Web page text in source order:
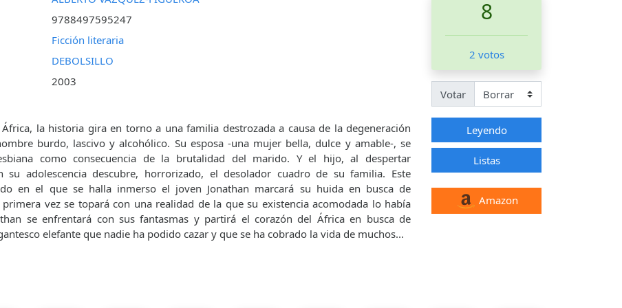
9788497595247
Ficción literaria
DEBOLSILLO
2003
la historia gira en torno a una familia destrozada a causa de la degeneración
burdo, lascivo y alcohólico. Su esposa -una mujer bella, dulce y amable-, se
como consecuencia de la brutalidad del marido. Y el hijo, al despertar
su adolescencia descubre, horrorizado, el desolador cuadro de su familia. Este
en el que se halla inmerso el joven Jonathan marcará su huida en busca de
primera vez se topará con una realidad de la que su existencia acomodada lo había
se enfrentará con sus fantasmas y partirá el corazón del África en busca de
elefante que nadie ha podido cazar y que se ha cobrado la vida de muchos...
8
2 votos
Votar
Leyendo
Listas
Amazon